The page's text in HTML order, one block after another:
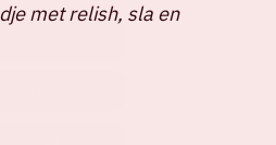
met relish, sla en